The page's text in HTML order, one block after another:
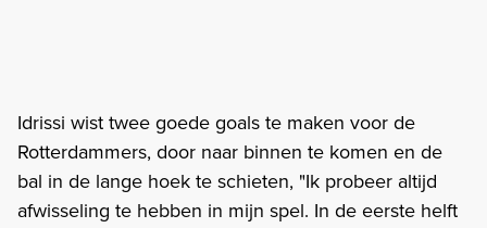
Idrissi wist twee goede goals te maken voor de
Rotterdammers, door naar binnen te komen en de
bal in de lange hoek te schieten, "Ik probeer altijd
afwisseling te hebben in mijn spel. In de eerste helft